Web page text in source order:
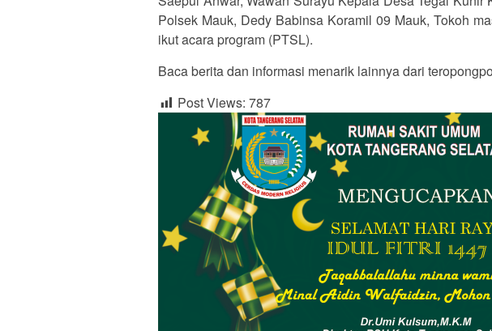
Polsek Mauk, Dedy Babinsa Koramil 09 Mauk, Tokoh
ikut acara program (PTSL).
Baca berita dan informasi menarik lainnya dari
Post Views: 787